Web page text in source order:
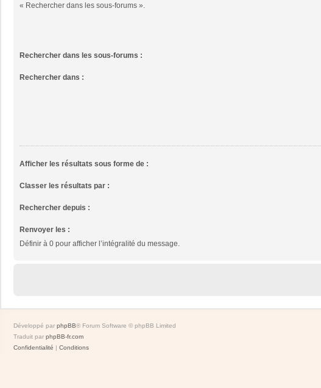
« Rechercher dans les sous-forums ».
Rechercher dans les sous-forums :
Rechercher dans :
Afficher les résultats sous forme de :
Classer les résultats par :
Rechercher depuis :
Renvoyer les :
Définir à 0 pour afficher l’intégralité du message.
Développé par phpBB® Forum Software © phpBB Limited
Traduit par phpBB-fr.com
Confidentialité | Conditions